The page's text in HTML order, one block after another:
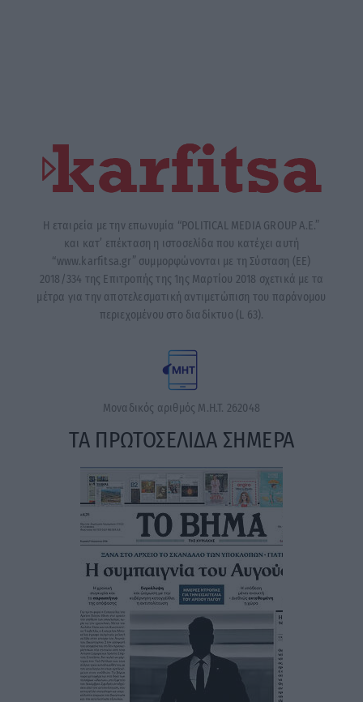
Η εταιρεία με την επωνυμία “POLITICAL MEDIA GROUP A.E.”
και κατ’ επέκταση η ιστοσελίδα που κατέχει αυτή
“www.karfitsa.gr” συμμορφώνονται με τη Σύσταση (ΕΕ)
2018/334 της Επιτροπής της 1ης Μαρτίου 2018 σχετικά με τα
μέτρα για την αποτελεσματική αντιμετώπιση του παράνομου
περιεχομένου στο διαδίκτυο (L 63).
Μοναδικός αριθμός Μ.Η.Τ. 262048
ΤΑ ΠΡΩΤΟΣΕΛΙΔΑ ΣΗΜΕΡΑ